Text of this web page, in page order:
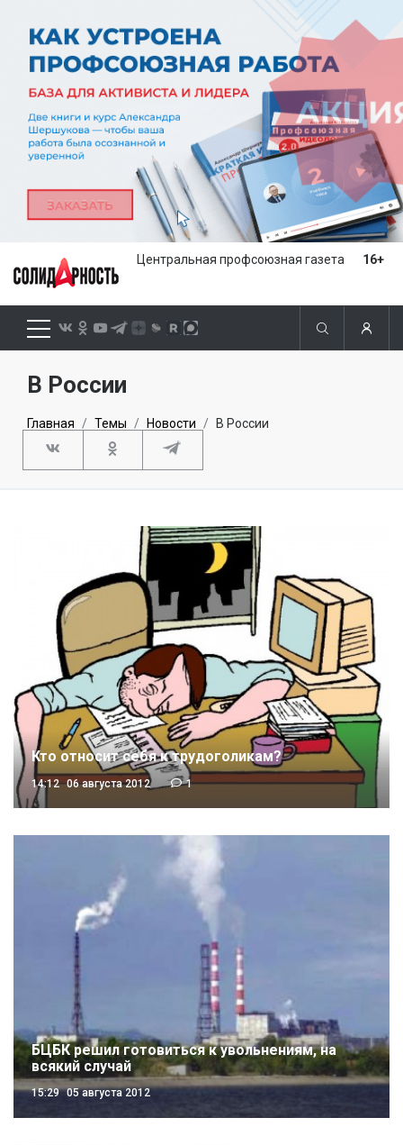
Центральная профсоюзная газета 16+
В России
Главная Темы Новости В России
Кто относит себя к трудоголикам?
14:12 06 августа 2012 1
БЦБК решил готовиться к увольнениям, на
всякий случай
15:29 05 августа 2012